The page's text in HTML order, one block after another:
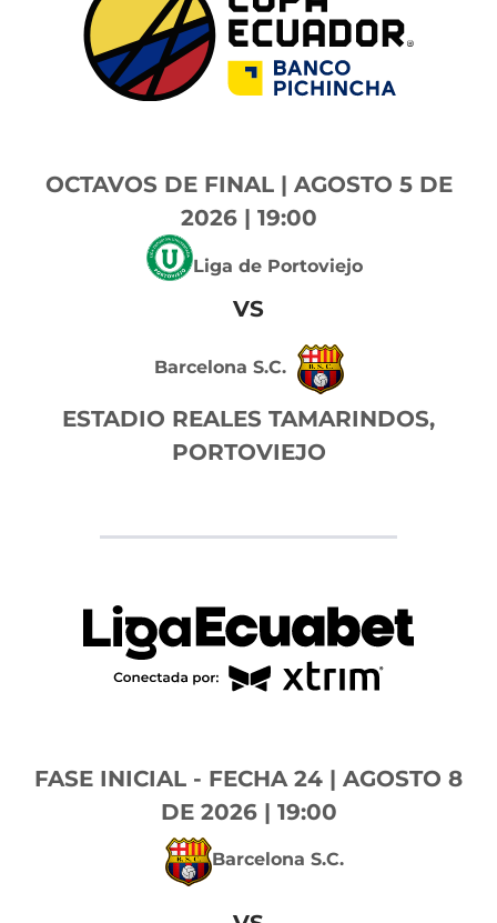
OCTAVOS DE FINAL | AGOSTO 5 DE
2026 | 19:00
Liga de Portoviejo
VS
Barcelona S.C.
ESTADIO REALES TAMARINDOS,
PORTOVIEJO
FASE INICIAL - FECHA 24 | AGOSTO 8
DE 2026 | 19:00
Barcelona S.C.